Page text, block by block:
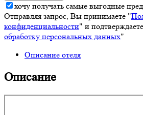
хочу получать самые выгодные
Отправляя запрос, Вы принимаете "
конфиденциальности" и
обработку персональных данных"
Описание отеля
Описание